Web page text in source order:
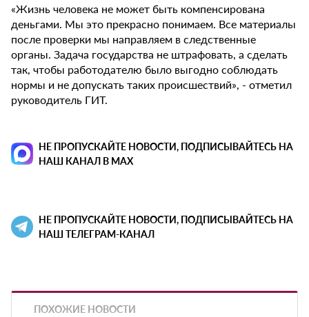
«Жизнь человека не может быть компенсирована
деньгами. Мы это прекрасно понимаем. Все материалы
после проверки мы направляем в следственные
органы. Задача государства не штрафовать, а сделать
так, чтобы работодателю было выгодно соблюдать
нормы и не допускать таких происшествий», - отметил
руководитель ГИТ.
НЕ ПРОПУСКАЙТЕ НОВОСТИ, ПОДПИСЫВАЙТЕСЬ НА
НАШ КАНАЛ В MAX
НЕ ПРОПУСКАЙТЕ НОВОСТИ, ПОДПИСЫВАЙТЕСЬ НА
НАШ ТЕЛЕГРАМ-КАНАЛ
ПОХОЖИЕ НОВОСТИ